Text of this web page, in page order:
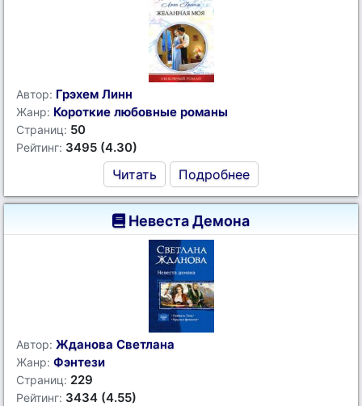
Автор: Грэхем Линн
Жанр: Короткие любовные романы
Страниц: 50
Рейтинг: 3495 (4.30)
Читать Подробнее
Невеста Демона
Автор: Жданова Светлана
Жанр: Фэнтези
Страниц: 229
Рейтинг: 3434 (4.55)